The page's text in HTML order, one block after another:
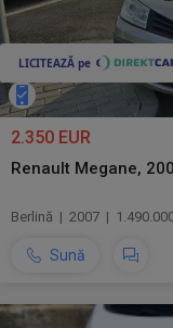
2.350 EUR
Renault Megane,
Berlină | 2007 |
Sună